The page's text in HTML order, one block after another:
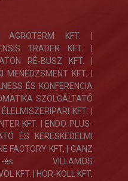
KFT. |
TRADER KFT. |
RÉ-BUSZ KFT. |
MENEDZSMENT KFT. |
ÉS KONFERENCIA
SZOLGÁLTATÓ
KFT.
KFT. |
ENDO-PLUS-
ÉS KERESKEDELMI
FACTORY KFT.
| GANZ
-és VILLAMOS
KFT. | HOR-KOLL KFT.